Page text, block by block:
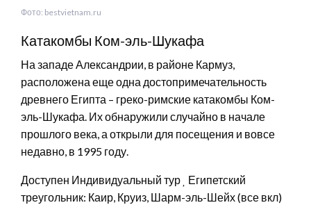
Фото: bestvietnam.ru
Катакомбы Ком-эль-Шукафа
На западе Александрии, в районе Кармуз,
расположена еще одна достопримечательность
древнего Египта – греко-римские катакомбы Ком-
эль-Шукафа. Их обнаружили случайно в начале
прошлого века, а открыли для посещения и вовсе
недавно, в 1995 году.
Доступен Индивидуальный тур
Египетский
треугольник: Каир, Круиз, Шарм-эль-Шейх (все вкл)